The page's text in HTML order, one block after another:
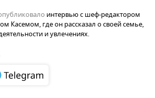
интервью с шеф-редактором
Касемом, где он рассказал о своей семье,
и увлечениях.